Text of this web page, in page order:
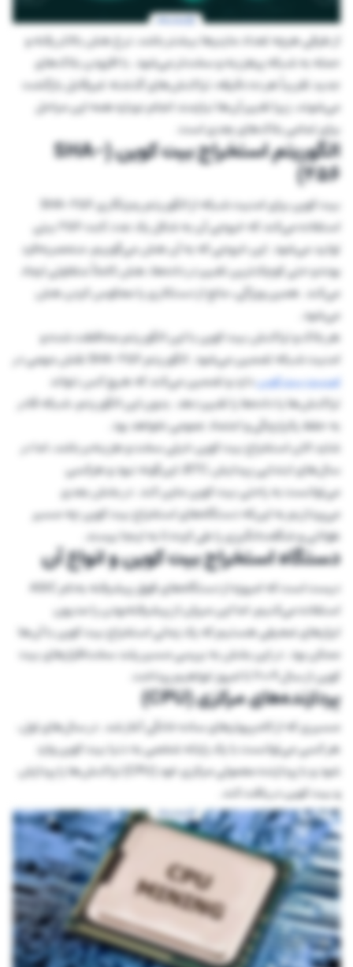
از طرفی هرچه تعداد ماینرها بیشتر باشد، نرخ هش بالاتر رفته و
حمله به شبکه پرهزینه‌ و سخت‌تر می‌شود. با افزودن بلاک‌های
جدید تقریباً هر ده دقیقه، تراکنش‌های گذشته غیرقابل بازگشت
می‌شوند، زیرا تغییر آن‌ها نیازمند انجام دوباره همه این مراحل
برای تمامی بلاک‌های بعدی است.
الگوریتم استخراج بیت کوین (SHA-
256)
بیت کوین برای امنیت شبکه از الگوریتم رمزنگاری SHA-256
استفاده می‌کند که خروجی آن به شکل یک عدد ثابت ۲۵۶ بیتی
تولید می‌شود. این خروجی که به آن هش می‌گوییم، منحصربه‌فرد
بوده و حتی کوچک‌ترین تغییر در داده‌ها، هش کاملاً متفاوتی ایجاد
می‌کند. همین ویژگی، مانع از دستکاری یا معکوس کردن هش
می‌شود.
هر بلاک و تراکنش بیت کوین با این الگوریتم محافظت شده و
امنیت شبکه تضمین می‌شود. الگوریتم SHA-256 نقش مهمی در
امنیت بیت کویندارد و تضمین می‌کند که هیچ کس نتواند
تراکنش‌ها یا داده‌ها را تغییر دهد. بدون این الگوریتم، شبکه قادر
به حفظ یکپارچگی و اعتماد عمومی نخواهد بود.
شاید الان استخراج بیت کوین خیلی سخت و هزینه‌بر باشد، اما در
سال‌های ابتدایی پیدایش BTC، این‌گونه نبود و هرکسی
می‌توانست به راحتی بیت کوین ماین کند. در بخش بعدی
می‌پردازیم به این‌که دستگاه‌های استخراج بیت کوین چه مسیر
طولانی و شگفت‌انگیزی را طی کرده‌ تا به اینجا برسند.
دستگاه استخراج بیت کوین و انواع آن
درست است که امروزه از دستگاه‌های فوق پیشرفته به‌نام ASIC
استفاده می‌کنیم، اما این میزان از پیشرفته‌بودن را مدیون
ابزارهای ضعیفی هستیم که یک زمانی استخراج بیت کوین با آن‌ها
ممکن بود. در این بخش به بررسی مسیر رشد سخت‌افزارهای بیت
کوین از سال ۲۰۰۹ تا امروز خواهیم پرداخت.
پردازنده‌های مرکزی (CPU)
مسیری که از کامپیوترهای ساده خانگی آغاز شد. در سال‌های اول،
هر کسی می‌توانست با یک رایانه شخصی به دنیا بیت کوین وارد
شود و با پردازنده معمولی مرکزی خود (CPU) تراکنش‌ها را پردازش
و بیت کوین دریافت کند.